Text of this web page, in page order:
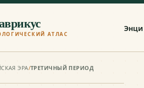
АТЛАС
ЭРА/ТРЕТИЧНЫЙ ПЕРИОД